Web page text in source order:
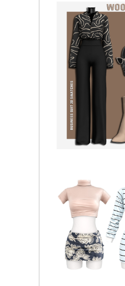
Cartafarfalla - Florienne